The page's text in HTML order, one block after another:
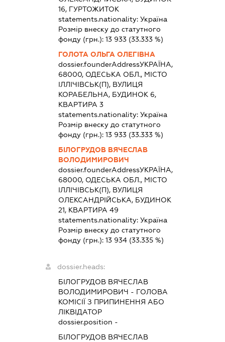
16, ГУРТОЖИТОК
statements.nationality: Україна
Розмір внеску до статутного
фонду (грн.): 13 933(33.333 %)
ГОЛОТА ОЛЬГА ОЛЕГІВНА
dossier.founderAddressУКРАЇНА,
68000, ОДЕСЬКА ОБЛ., МІСТО
ІЛЛІЧІВСЬК(П), ВУЛИЦЯ
КОРАБЕЛЬНА, БУДИНОК 6,
КВАРТИРА 3
statements.nationality: Україна
Розмір внеску до статутного
фонду (грн.): 13 933(33.333 %)
БІЛОГРУДОВ ВЯЧЕСЛАВ
ВОЛОДИМИРОВИЧ
dossier.founderAddressУКРАЇНА,
68000, ОДЕСЬКА ОБЛ., МІСТО
ІЛЛІЧІВСЬК(П), ВУЛИЦЯ
ОЛЕКСАНДРІЙСЬКА, БУДИНОК
21, КВАРТИРА 49
statements.nationality: Україна
Розмір внеску до статутного
фонду (грн.): 13 934(33.335 %)
dossier.heads:
БІЛОГРУДОВ ВЯЧЕСЛАВ
ВОЛОДИМИРОВИЧ - ГОЛОВА
КОМІСІЇ З ПРИПИНЕННЯ АБО
ЛІКВІДАТОР
dossier.position -
БІЛОГРУДОВ ВЯЧЕСЛАВ